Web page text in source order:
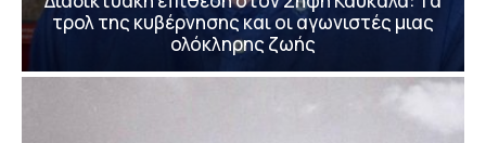
τρολ της κυβέρνησης και οι αγωνιστές μιας
ολόκληρης ζωής